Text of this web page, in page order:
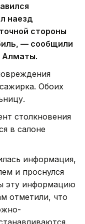
наезд
стороны
— сообщили
Алматы.
Обоих
столкновения
в салоне
информация,
и проснулся
эту информацию
отметили, что